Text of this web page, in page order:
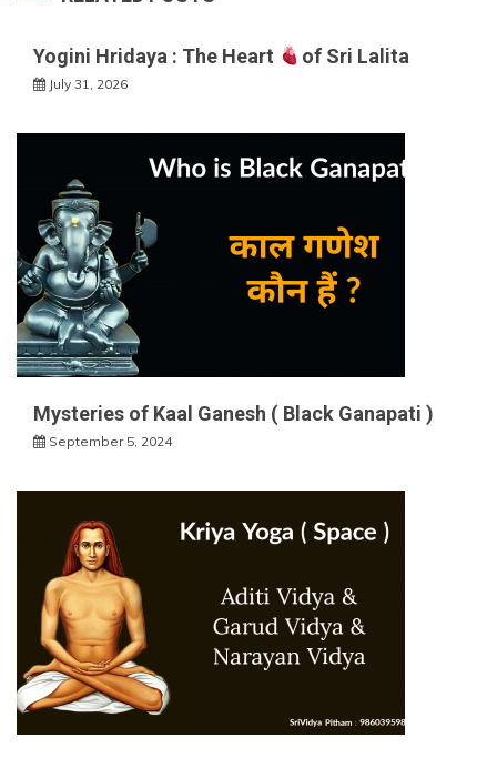
Yogini Hridaya : The Heart of Sri Lalita
July 31, 2026
Mysteries of Kaal Ganesh ( Black Ganapati )
September 5, 2024